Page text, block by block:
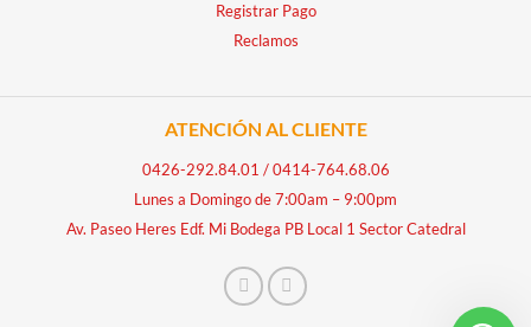
Registrar Pago
Reclamos
ATENCIÓN AL CLIENTE
0426-292.84.01 /0414-764.68.06
Lunes a Domingo de 7:00am – 9:00pm
Av. Paseo Heres Edf. Mi Bodega PB Local 1 Sector Catedral